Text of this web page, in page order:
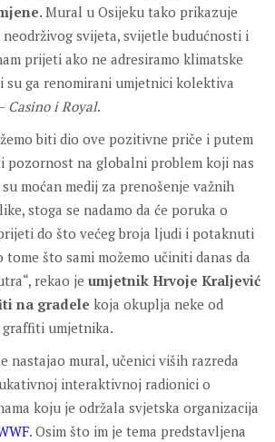
. Mural u Osijeku tako prikazuje
svijeta, svijetle budućnosti i
prijeti ako ne adresiramo klimatske
su ga renomirani umjetnici kolektiva
Casino i Royal.
biti dio ove pozitivne priče i putem
pozornost na globalni problem koji nas
moćan medij za prenošenje važnih
stoga se nadamo da će poruka o
do što većeg broja ljudi i potaknuti
što sami možemo učiniti danas da
rekao je umjetnik Hrvoje Kraljević
na gradele koja okuplja neke od
umjetnika.
nastajao mural, učenici viših razreda
interaktivnoj radionici o
koju je održala svjetska organizacija
. Osim što im je tema predstavljena